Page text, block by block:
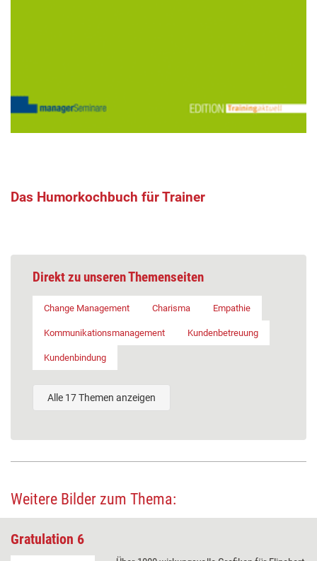
Das Humorkochbuch für Trainer
Direkt zu unseren Themenseiten
Change Management Charisma Empathie
Kommunikationsmanagement Kundenbetreuung
Kundenbindung
Alle 17 Themen anzeigen
Weitere Bilder zum Thema:
Gratulation 6